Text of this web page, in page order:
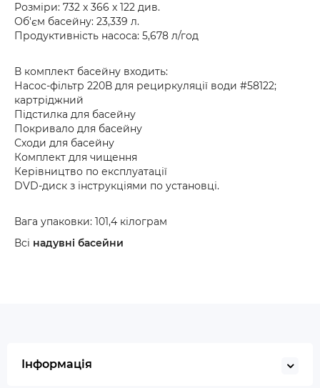
Розміри: 732 x 366 x 122 див.
Об'єм басейну: 23,339 л.
Продуктивність насоса: 5,678 л/год
В комплект басейну входить:
Насос-фільтр 220В для рециркуляції води #58122;
картріджний
Підстилка для басейну
Покривало для басейну
Сходи для басейну
Комплект для чищення
Керівництво по експлуатації
DVD-диск з інструкціями по установці.
Вага упаковки: 101,4 кілограм
Всі надувні басейни
Інформація